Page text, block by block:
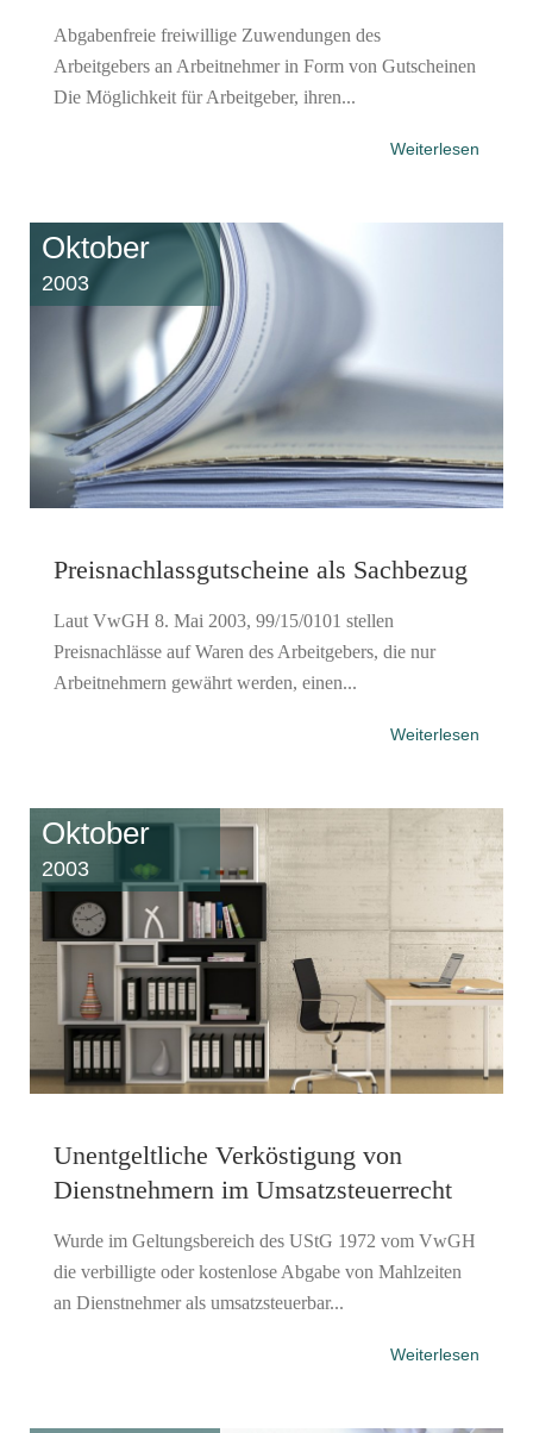
Abgabenfreie freiwillige Zuwendungen des
Arbeitgebers an Arbeitnehmer in Form von Gutscheinen
Die Möglichkeit für Arbeitgeber, ihren...
Weiterlesen
Oktober
2003
Preisnachlassgutscheine als Sachbezug
Laut VwGH 8. Mai 2003, 99/15/0101 stellen
Preisnachlässe auf Waren des Arbeitgebers, die nur
Arbeitnehmern gewährt werden, einen...
Weiterlesen
Oktober
2003
Unentgeltliche Verköstigung von
Dienstnehmern im Umsatzsteuerrecht
Wurde im Geltungsbereich des UStG 1972 vom VwGH
die verbilligte oder kostenlose Abgabe von Mahlzeiten
an Dienstnehmer als umsatzsteuerbar...
Weiterlesen